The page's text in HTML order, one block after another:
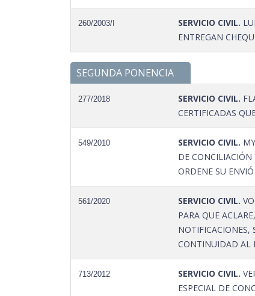
260/2003/I SERVICIO CIVIL.
ENTREGAN
SEGUNDA PONENCIA
277/2018 SERVICIO CIVIL.
CERTIFICADAS
549/2010 SERVICIO CIVIL.
DE CONCILIACIÓN
ORDENE SU
561/2020 SERVICIO CIVIL.
PARA QUE
NOTIFICACIONES,
CONTINUIDAD AL
713/2012 SERVICIO CIVIL.
ESPECIAL DE